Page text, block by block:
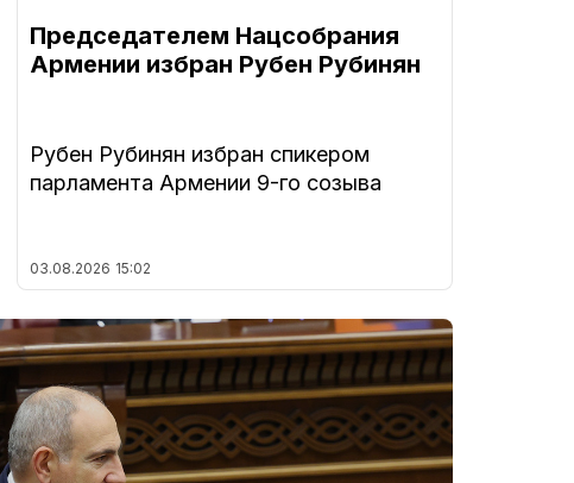
Председателем Нацсобрания
Армении избран Рубен Рубинян
Рубен Рубинян избран спикером
парламента Армении 9-го созыва
03.08.2026 15:02